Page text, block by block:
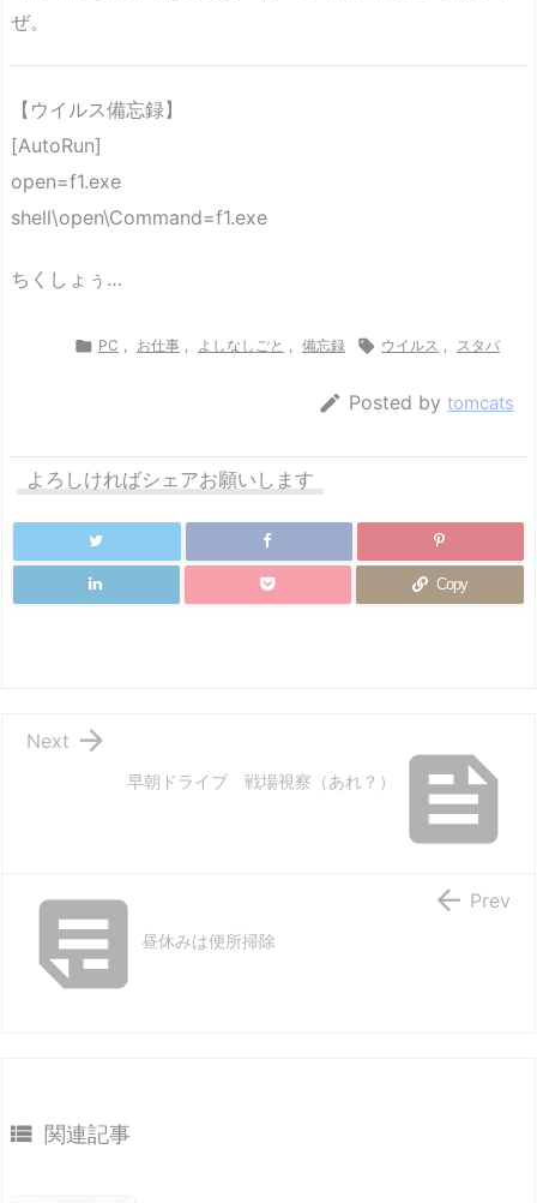
ぜ。
【ウイルス備忘録】
[AutoRun]
open=f1.exe
shell\open\Command=f1.exe
ちくしょぅ…
 PC お仕事 よしなしごと 備忘録  ウイルス スタバ
 Posted by tomcats
よろしければシェアお願いします
Copy

早朝ドライブ 戦場視察（あれ？）

Next
昼休みは便所掃除
 Prev
 関連記事